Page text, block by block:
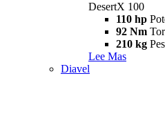
DesertX 100
110 hp
92 Nm
210 kg
Lee Mas
Diavel